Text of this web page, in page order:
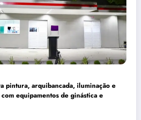
pintura, arquibancada, iluminação e
equipamentos de ginástica e